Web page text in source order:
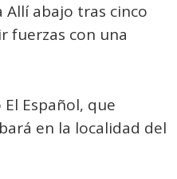
abajo tras cinco
fuerzas con una
Español, que
en la localidad del